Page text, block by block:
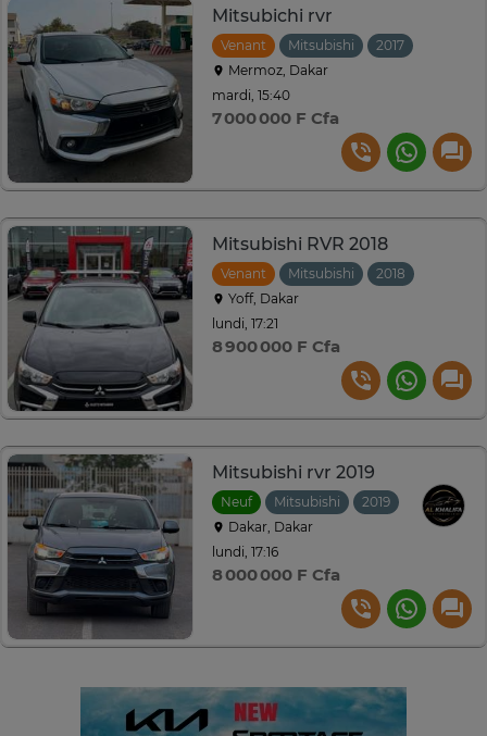
Mitsubichi rvr
Venant Mitsubishi 2017
Mermoz, Dakar
mardi, 15:40
7 000 000 F Cfa
Mitsubishi RVR 2018
Venant Mitsubishi 2018
Yoff, Dakar
lundi, 17:21
8 900 000 F Cfa
Mitsubishi rvr 2019
Neuf Mitsubishi 2019
Dakar, Dakar
lundi, 17:16
8 000 000 F Cfa